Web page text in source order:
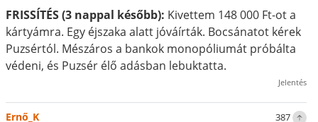
FRISSÍTÉS (3 nappal később): Kivettem 148 000 Ft-ot a
kártyámra. Egy éjszaka alatt jóváírták. Bocsánatot kérek
Puzsértól. Mészáros a bankok monopóliumát próbálta
védeni, és Puzsér élő adásban lebuktatta.
Jelentés
387
Ernő_K